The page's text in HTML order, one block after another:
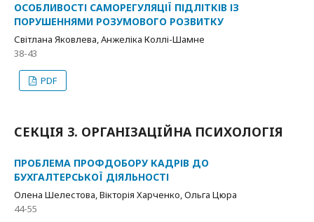
ОСОБЛИВОСТІ САМОРЕГУЛЯЦІЇ ПІДЛІТКІВ ІЗ
ПОРУШЕННЯМИ РОЗУМОВОГО РОЗВИТКУ
Світлана Яковлева, Анжеліка Коллі-Шамне
38-43
PDF
СЕКЦIЯ 3. ОРГАНIЗАЦIЙНА ПСИХОЛОГIЯ
ПРОБЛЕМА ПРОФДОБОРУ КАДРІВ ДО
БУХГАЛТЕРСЬКОЇ ДІЯЛЬНОСТІ
Олена Шелестова, Вікторія Харченко, Ольга Цюра
44-55